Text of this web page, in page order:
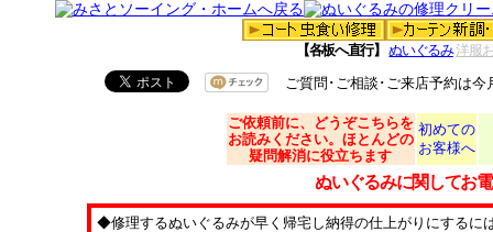
【各板へ直行】 ぬいぐるみ 洋服
ご質問･ご相談･ご来店予約は今
ご依頼前に、どうぞこちらを
お読みください。ほとんどの
疑問解消に役立ちます
初めての
お客様へ
ぬいぐるみに関してお
◆修理するぬいぐるみが早く帰宅し納得の仕上がりにするに